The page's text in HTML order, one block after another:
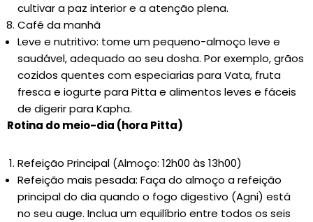
cultivar a paz interior e a atenção plena.
Café da manhã
Leve e nutritivo: tome um pequeno-almoço leve e
saudável, adequado ao seu dosha. Por exemplo, grãos
cozidos quentes com especiarias para Vata, fruta
fresca e iogurte para Pitta e alimentos leves e fáceis
de digerir para Kapha.
Rotina do meio-dia (hora Pitta)
Refeição Principal (Almoço: 12h00 às 13h00)
Refeição mais pesada: Faça do almoço a refeição
principal do dia quando o fogo digestivo (Agni) está
no seu auge. Inclua um equilíbrio entre todos os seis